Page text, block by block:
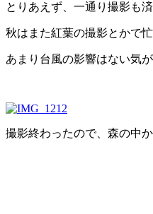
とりあえず、一通り撮影も
秋はまた紅葉の撮影とかで
あまり台風の影響はない気
撮影終わったので、森の中